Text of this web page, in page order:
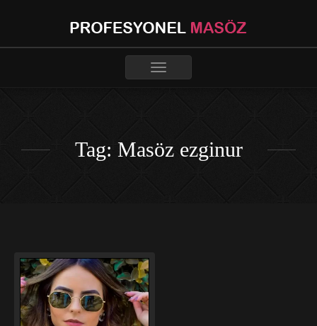
Toggle
Tag: Masöz ezginur